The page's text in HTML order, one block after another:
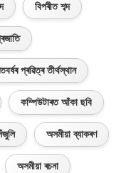
বিপৰীত শব্দ
প্ৰৱিত্ৰ তীৰ্থস্থান
কম্পিউটাৰত আঁকা ছবি
অসমীয়া ব্যাকৰণ
অসমীয়া ৰচনা